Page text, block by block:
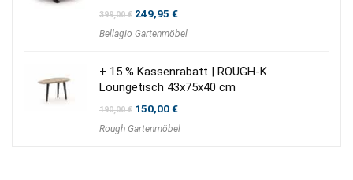
399,00€ Ursprünglicher
war:
249,95 €Aktueller
ist:
Bellagio Gartenmöbel
+ 15 % Kassenrabatt | ROUGH-K
Loungetisch 43x75x40 cm
190,00€ Ursprünglicher
war:
150,00€Aktueller
ist:
Rough Gartenmöbel